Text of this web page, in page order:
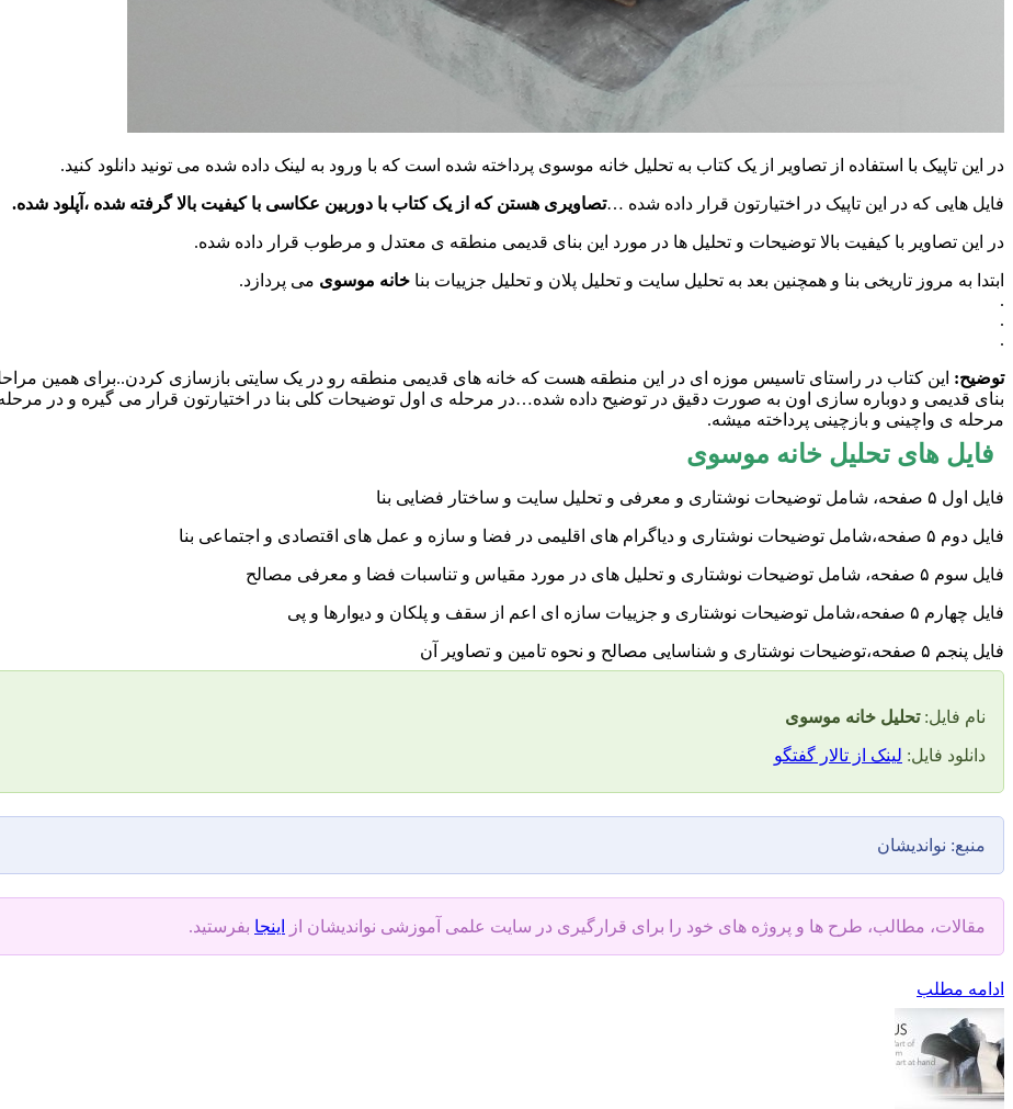
در این تاپیک با استفاده از تصاویر از یک کتاب به تحلیل خانه موسوی پرداخته شده است که با ورود به لینک داده شده می تونید دانلود کنید.
فایل هایی که در این تاپیک در اختیارتون قرار داده شده …تصاویری هستن که از یک کتاب با دوربین عکاسی با کیفیت بالاگرفته شده ،آپلود شده.
در این تصاویر با کیفیت بالا توضیحات و تحلیل ها در مورد این بنای قدیمی منطقه ی معتدل و مرطوب قرار داده شده.
ابتدا به مروز تاریخی بنا و همچنین بعد به تحلیل سایت و تحلیل پلان و تحلیل جزییات بنا خانه موسوی می پردازد.
.
.
.
توضیح: این کتاب در راستای تاسیس موزه ای در این منطقه هست که خانه های قدیمی منطقه رو در یک سایتی بازسازی کردن..برای همین
بنای قدیمی و دوباره سازی اون به صورت دقیق در توضیح داده شده…در مرحله ی اول توضیحات کلی بنا در اختیارتون قرار می گیره و در
مرحله ی واچینی و بازچینی پرداخته میشه.
فایل های تحلیل خانه موسوی
فایل اول ۵ صفحه، شامل توضیحات نوشتاری و معرفی و تحلیل سایت و ساختار فضایی بنا
فایل دوم ۵ صفحه،شامل توضیحات نوشتاری و دیاگرام های اقلیمی در فضا و سازه و عمل های اقتصادی و اجتماعی بنا
فایل سوم ۵ صفحه، شامل توضیحات نوشتاری و تحلیل های در مورد مقیاس و تناسبات فضا و معرفی مصالح
فایل چهارم ۵ صفحه،شامل توضیحات نوشتاری و جزییات سازه ای اعم از سقف و پلکان و دیوارها و پی
فایل پنجم ۵ صفحه،توضیحات نوشتاری و شناسایی مصالح و نحوه تامین و تصاویر آن
نام فایل:تحلیل خانه موسوی
دانلود فایل: لینک از تالار گفتگو
منبع: نواندیشان
مقالات، مطالب، طرح ها و پروژه های خود را برای قرارگیری در سایت علمی آموزشی نواندیشان از اینجا بفرستید.
ادامه مطلب